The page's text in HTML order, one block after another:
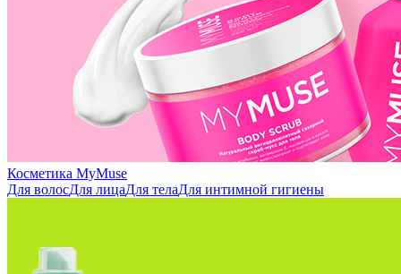
Косметика MyMuse
Для волосДля лицаДля телаДля интимной гигиены